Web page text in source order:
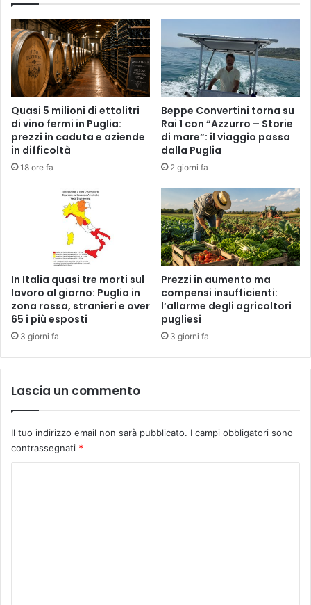
Quasi 5 milioni di ettolitri
di vino fermi in Puglia:
prezzi in caduta e aziende
in difficoltà
18 ore fa
Beppe Convertini torna su
Rai 1 con “Azzurro – Storie
di mare”: il viaggio passa
dalla Puglia
2 giorni fa
In Italia quasi tre morti sul
lavoro al giorno: Puglia in
zona rossa, stranieri e over
65 i più esposti
3 giorni fa
Prezzi in aumento ma
compensi insufficienti:
l’allarme degli agricoltori
pugliesi
3 giorni fa
Lascia un commento
Il tuo indirizzo email non sarà pubblicato. I campi obbligatori sono
contrassegnati *